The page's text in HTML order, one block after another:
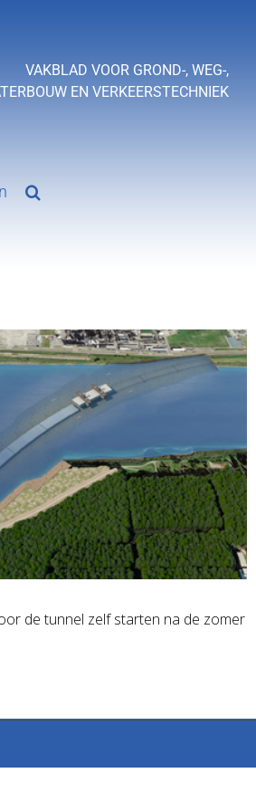
VAKBLAD VOOR GROND-, WEG-,
EN VERKEERSTECHNIEK
de tunnel zelf starten na de zomer